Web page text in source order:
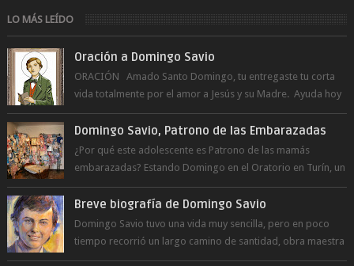
LO MÁS LEÍDO
Oración a Domingo Savio
ORACIÓN Amado Santo Domingo, tu entregaste tu corta
vida totalmente por el amor a Jesús y su Madre. Ayuda hoy
a la juventud para ...
Domingo Savio, Patrono de las Embarazadas
¿Por qué este adolescente es Patrono de las mamás
embarazadas? Estando Domingo en el Oratorio en Turín, un
día le pide a Don Bosco...
Breve biografía de Domingo Savio
Domingo Savio tuvo una vida muy sencilla, pero en poco
tiempo recorrió un largo camino de santidad, obra maestra
del Espíritu Santo y fr...